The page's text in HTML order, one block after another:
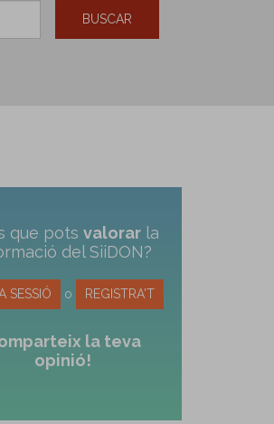
BUSCAR
que pots valorarla
del SiiDON?
SESSIÓ o REGISTRA'T
la teva
opinió!